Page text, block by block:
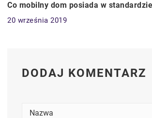
Co mobilny dom posiada w
20 września 2019
DODAJ KOMENTARZ